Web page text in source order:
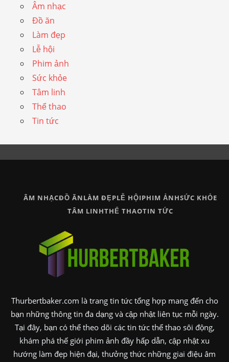
Âm nhạc
Đồ ăn
Làm đẹp
Lễ hội
Phim ảnh
Sức khỏe
Tâm linh
Thể thao
Tin tức
ÂM NHẠCĐỒ ĂNLÀM ĐẸPLỄ HỘIPHIM ẢNHSỨC KHỎE
TÂM LINHTHỂ THAOTIN TỨC
Thurbertbaker.com là trang tin tức tổng hợp mang đến cho
bạn những thông tin đa dạng và cập nhật liên tục mỗi ngày.
Tại đây, bạn có thể theo dõi các tin tức thể thao sôi động,
khám phá thế giới phim ảnh đầy hấp dẫn, cập nhật xu
hướng làm đẹp hiện đại, thưởng thức những giai điệu âm